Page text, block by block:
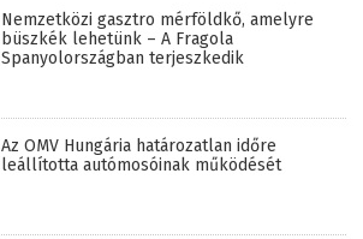
Nemzetközi gasztro mérföldkő, amelyre
büszkék lehetünk – A Fragola
Spanyolországban terjeszkedik
Az OMV Hungária határozatlan időre
leállította autómosóinak működését